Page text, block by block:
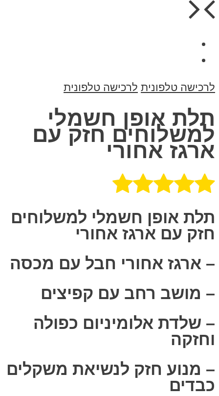
לרכישה טלפונית לרכישה טלפונית
תלת אופן חשמלי
למשלוחים חזק עם
ארגז אחורי
תלת אופן חשמלי למשלוחים
חזק עם ארגז אחורי
– ארגז אחורי חבל עם מכסה
– מושב רחב עם קפיצים
– שלדת אלומיניום כפולה
וחזקה
– מנוע חזק לנשיאת משקלים
כבדים